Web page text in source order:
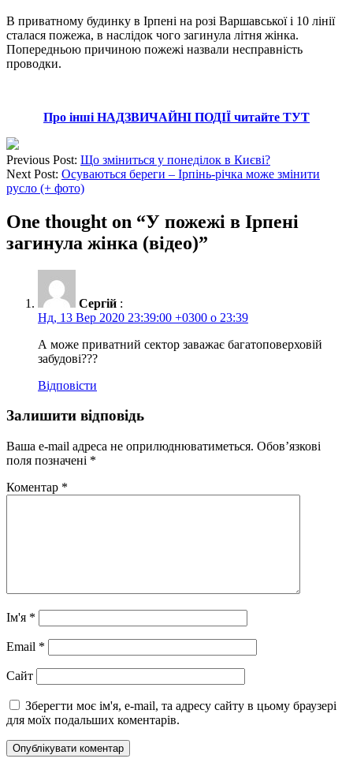
В приватному будинку в Ірпені на розі Варшавської і 10 лінії
сталася пожежа, в наслідок чого загинула літня жінка.
Попередньою причиною пожежі назвали несправність
проводки.
Про інші НАДЗВИЧАЙНІ ПОДІЇ читайте ТУТ
Previous Post: Що зміниться у понеділок в Києві?
Next Post: Осуваються береги – Ірпінь-річка може змінити
русло (+ фото)
One thought on “У пожежі в Ірпені
загинула жінка (відео)”
Сергій :
Нд, 13 Вер 2020 23:39:00 +0300 о 23:39
А може приватний сектор заважає багатоповерховій
забудові???
Відповісти
Залишити відповідь
Ваша e-mail адреса не оприлюднюватиметься. Обов’язкові
поля позначені *
Коментар *
Ім'я *
Email *
Сайт
Зберегти моє ім'я, e-mail, та адресу сайту в цьому браузері
для моїх подальших коментарів.